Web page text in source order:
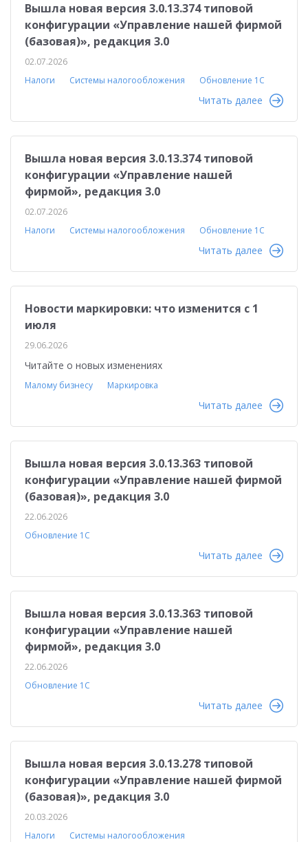
Вышла новая версия 3.0.13.374 типовой
конфигурации «Управление нашей фирмой
(базовая)», редакция 3.0
02.07.2026
Налоги
Системы налогообложения Обновление 1С
Читать далее
Вышла новая версия 3.0.13.374 типовой
конфигурации «Управление нашей
фирмой», редакция 3.0
02.07.2026
Налоги
Системы налогообложения Обновление 1С
Читать далее
Новости маркировки: что изменится с 1
июля
29.06.2026
Читайте о новых изменениях
Малому бизнесу Маркировка
Читать далее
Вышла новая версия 3.0.13.363 типовой
конфигурации «Управление нашей фирмой
(базовая)», редакция 3.0
22.06.2026
Обновление 1С
Читать далее
Вышла новая версия 3.0.13.363 типовой
конфигурации «Управление нашей
фирмой», редакция 3.0
22.06.2026
Обновление 1С
Читать далее
Вышла новая версия 3.0.13.278 типовой
конфигурации «Управление нашей фирмой
(базовая)», редакция 3.0
20.03.2026
Налоги
Системы налогообложения